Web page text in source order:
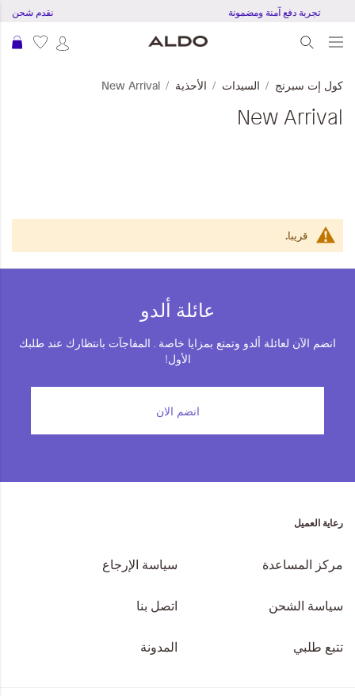
نقدم شحن مجاني تجربة دفع آمنة ومضمونة
المجموعات
إحياء الطراز الكلاسيكي
كول إت سبرنج السيدات الأحذية New Arrival
New Arrival
قريبا.
عائلة ألدو
انضم الآن لعائلة ألدو وتمتع بمزايا خاصة . المفاجآت بانتظارك عند طلبك
الأول!
انضم الان
رعاية العميل
مركز المساعدة سياسة الإرجاع
سياسة الشحن اتصل بنا
تتبع طلبي المدونة